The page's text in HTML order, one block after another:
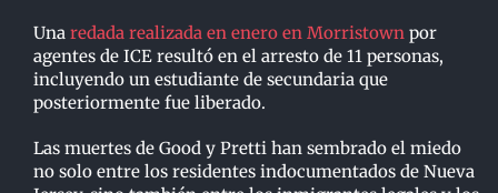
Una redada realizada en enero en Morristownpor
agentes de ICE resultó en el arresto de 11 personas,
incluyendo un estudiante de secundaria que
posteriormente fue liberado.
Las muertes de Good y Pretti han sembrado el miedo
no solo entre los residentes indocumentados de Nueva